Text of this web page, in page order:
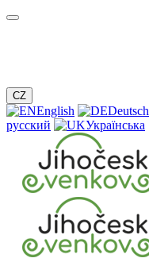
CZ
English Deutsch
русский
Українська